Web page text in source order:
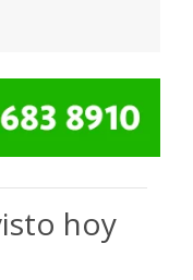
hoy